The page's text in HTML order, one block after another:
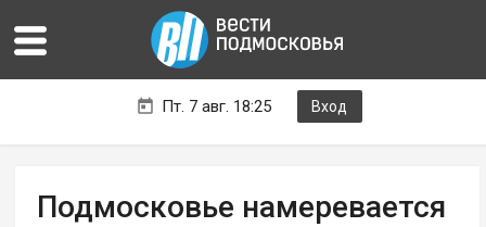
Пт. 7 авг. 18:25 Вход
Подмосковье намеревается